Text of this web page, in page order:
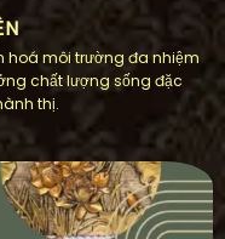
hoá môi trường đa nhiệm
chất lượng sống đặc
thị.